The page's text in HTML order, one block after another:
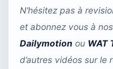
N’hésitez pas à
et abonnez vous à
Dailymotion ou WAT
d’autres vidéos sur le